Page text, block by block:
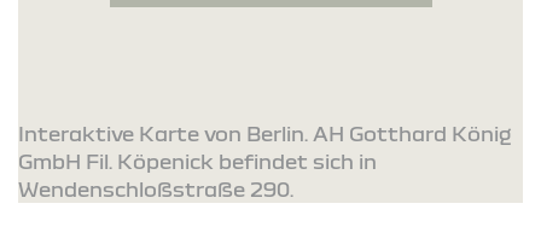
Interaktive Karte von Berlin. AH Gotthard König
GmbH Fil. Köpenick befindet sich in
Wendenschloßstraße 290.